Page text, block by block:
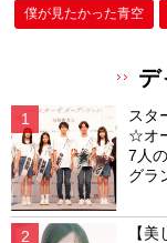
僕が⾒たかった⻘空
スタ
☆オ
7人
グラ
【